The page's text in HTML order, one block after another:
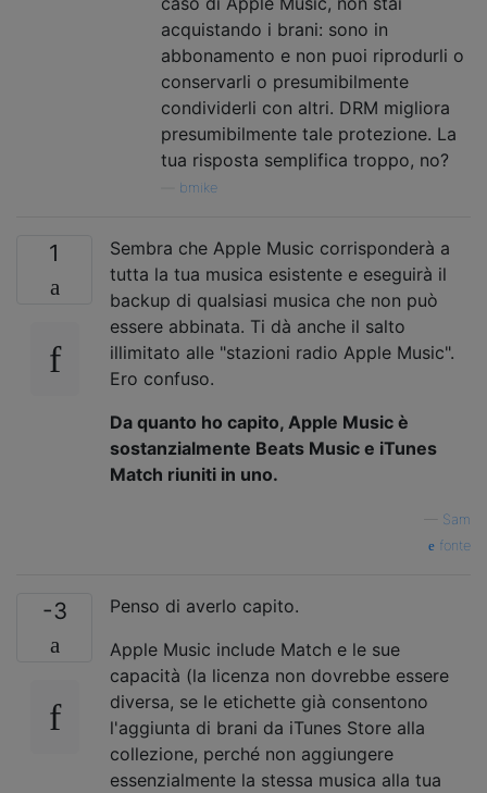
acquistando i brani: sono in
abbonamento e non puoi riprodurli o
conservarli o presumibilmente
condividerli con altri. DRM migliora
presumibilmente tale protezione. La
tua risposta semplifica troppo, no?
bmike
1
Sembra che Apple Music corrisponderà a
tutta la tua musica esistente e eseguirà il
backup di qualsiasi musica che non può
essere abbinata. Ti dà anche il salto
illimitato alle "stazioni radio Apple Music".
Ero confuso.
Da quanto ho capito, Apple Music è
sostanzialmente Beats Music e iTunes
Match riuniti in uno.
Sam
fonte
-3
Penso di averlo capito.
Apple Music include Match e le sue
capacità (la licenza non dovrebbe essere
diversa, se le etichette già consentono
l'aggiunta di brani da iTunes Store alla
collezione, perché non aggiungere
essenzialmente la stessa musica alla tua